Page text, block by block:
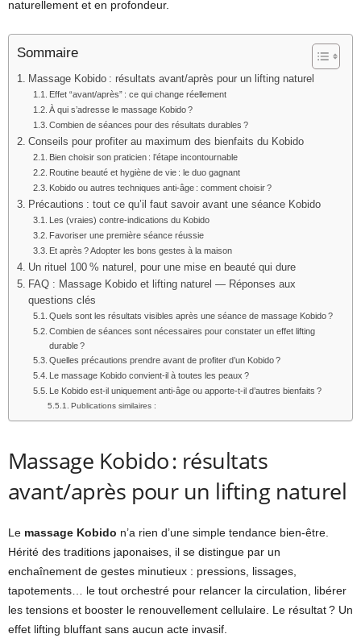
naturellement et en profondeur.
Sommaire
Massage Kobido : résultats avant/après pour un lifting naturel
Effet “avant/après” : ce qui change réellement
À qui s’adresse le massage Kobido ?
Combien de séances pour des résultats durables ?
Conseils pour profiter au maximum des bienfaits du Kobido
Bien choisir son praticien : l’étape incontournable
Routine beauté et hygiène de vie : le duo gagnant
Kobido ou autres techniques anti-âge : comment choisir ?
Précautions : tout ce qu’il faut savoir avant une séance Kobido
Les (vraies) contre-indications du Kobido
Favoriser une première séance réussie
Et après ? Adopter les bons gestes à la maison
Un rituel 100 % naturel, pour une mise en beauté qui dure
FAQ : Massage Kobido et lifting naturel — Réponses aux
questions clés
Quels sont les résultats visibles après une séance de massage Kobido ?
Combien de séances sont nécessaires pour constater un effet lifting
durable ?
Quelles précautions prendre avant de profiter d’un Kobido ?
Le massage Kobido convient-il à toutes les peaux ?
Le Kobido est-il uniquement anti-âge ou apporte-t-il d’autres bienfaits ?
Publications similaires :
Massage Kobido : résultats
avant/après pour un lifting naturel
Le massage Kobido n’a rien d’une simple tendance bien-être.
Hérité des traditions japonaises, il se distingue par un
enchaînement de gestes minutieux : pressions, lissages,
tapotements… le tout orchestré pour relancer la circulation, libérer
les tensions et booster le renouvellement cellulaire. Le résultat ? Un
effet lifting bluffant sans aucun acte invasif.